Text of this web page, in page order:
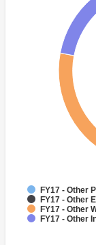
FY17 - Other
FY17 - Other
FY17 - Other
FY17 - Other